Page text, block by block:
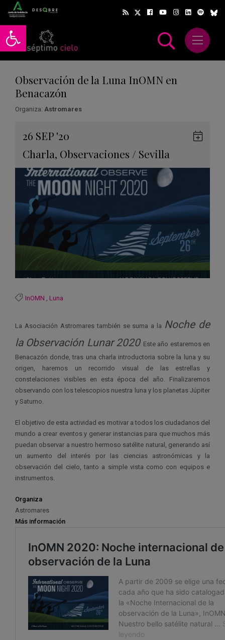
Abrir barra de herramientas
Abrir
Observación de la Luna InOMN en
Benacazón
Organiza: Astromares
26 SEP '20
Charla, Observaciones / Sevilla
InOMN Luna
La Asociación Astromares también se suma a la Noche de
la Observación Lunar 2020. Este año estaremos en
Benacazón donde, tras una charla introductoria sobre la luna y su
origen, haremos un recorrido visual de las estrellas y
constelaciones visibles en esta época del año. Finalizaremos
observando con los telescopios nuestra luna y los planetas Júpiter
y Saturno.
El objetivo de esta actividad es motivar a todos los ciudadanos del
mundo a crear eventos y generar instancias para que muchos más
puedan observar a nuestro hermoso satélite natural, generando así
un aumento del interés por las ciencias astronómicas y la
observación del cielo, tanto a simple vista como con equipos e
instrumentos.
Organiza
Astromares
Más información